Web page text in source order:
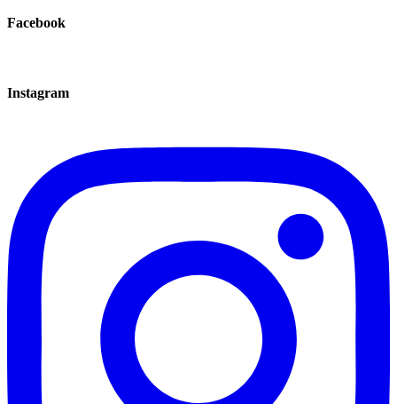
Facebook
Instagram